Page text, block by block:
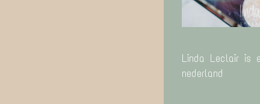
Linda Leclair is
nederland